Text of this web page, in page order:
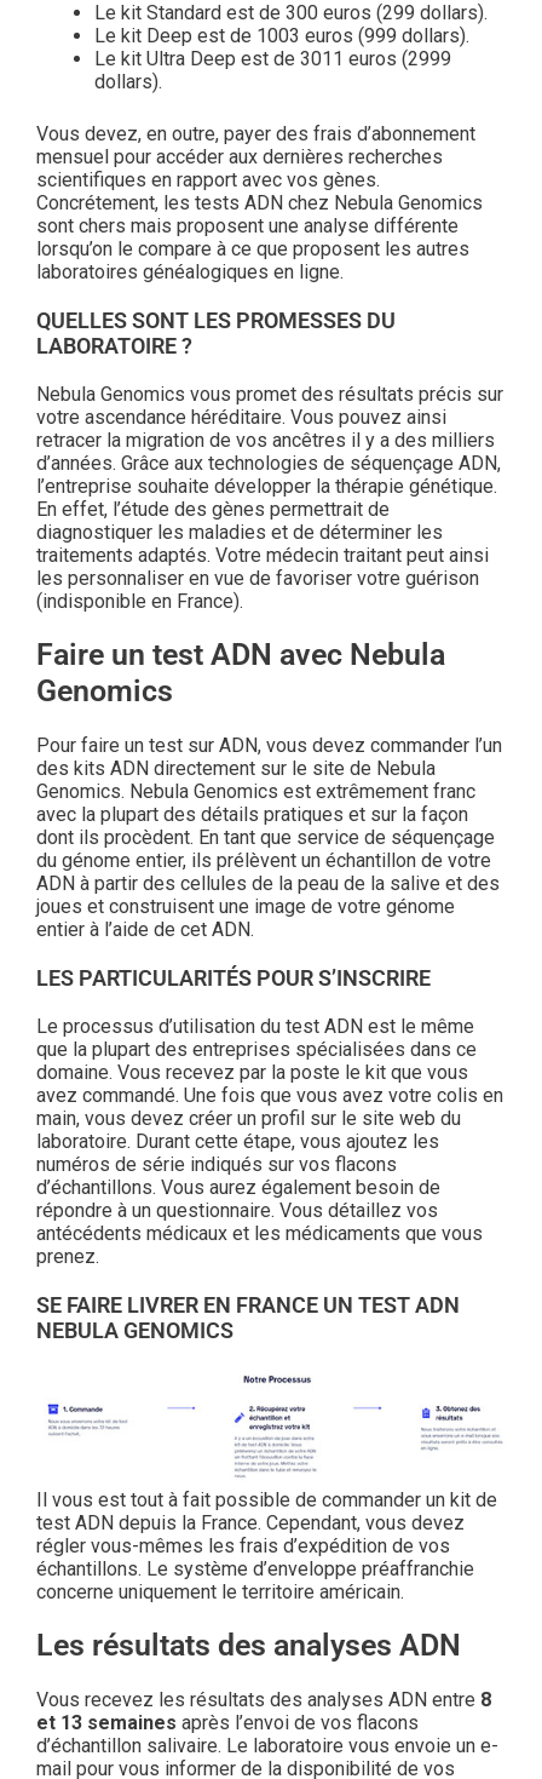
Le kit Standard est de 300 euros (299 dollars).
Le kit Deep est de 1003 euros (999 dollars).
Le kit Ultra Deep est de 3011 euros (2999
dollars).
Vous devez, en outre, payer des frais d’abonnement
mensuel pour accéder aux dernières recherches
scientifiques en rapport avec vos gènes.
Concrétement, les tests ADN chez Nebula Genomics
sont chers mais proposent une analyse différente
lorsqu’on le compare à ce que proposent les autres
laboratoires généalogiques en ligne.
QUELLES SONT LES PROMESSES DU
LABORATOIRE ?
Nebula Genomics vous promet des résultats précis sur
votre ascendance héréditaire. Vous pouvez ainsi
retracer la migration de vos ancêtres il y a des milliers
d’années. Grâce aux technologies de séquençage ADN,
l’entreprise souhaite développer la thérapie génétique.
En effet, l’étude des gènes permettrait de
diagnostiquer les maladies et de déterminer les
traitements adaptés. Votre médecin traitant peut ainsi
les personnaliser en vue de favoriser votre guérison
(indisponible en France).
Faire un test ADN avec Nebula
Genomics
Pour faire un test sur ADN, vous devez commander l’un
des kits ADN directement sur le site de Nebula
Genomics. Nebula Genomics est extrêmement franc
avec la plupart des détails pratiques et sur la façon
dont ils procèdent. En tant que service de séquençage
du génome entier, ils prélèvent un échantillon de votre
ADN à partir des cellules de la peau de la salive et des
joues et construisent une image de votre génome
entier à l’aide de cet ADN.
LES PARTICULARITÉS POUR S’INSCRIRE
Le processus d’utilisation du test ADN est le même
que la plupart des entreprises spécialisées dans ce
domaine. Vous recevez par la poste le kit que vous
avez commandé. Une fois que vous avez votre colis en
main, vous devez créer un profil sur le site web du
laboratoire. Durant cette étape, vous ajoutez les
numéros de série indiqués sur vos flacons
d’échantillons. Vous aurez également besoin de
répondre à un questionnaire. Vous détaillez vos
antécédents médicaux et les médicaments que vous
prenez.
SE FAIRE LIVRER EN FRANCE UN TEST ADN
NEBULA GENOMICS
Il vous est tout à fait possible de commander un kit de
test ADN depuis la France. Cependant, vous devez
régler vous-mêmes les frais d’expédition de vos
échantillons. Le système d’enveloppe préaffranchie
concerne uniquement le territoire américain.
Les résultats des analyses ADN
Vous recevez les résultats des analyses ADN entre 8
et 13 semaines après l’envoi de vos flacons
d’échantillon salivaire. Le laboratoire vous envoie un e-
mail pour vous informer de la disponibilité de vos